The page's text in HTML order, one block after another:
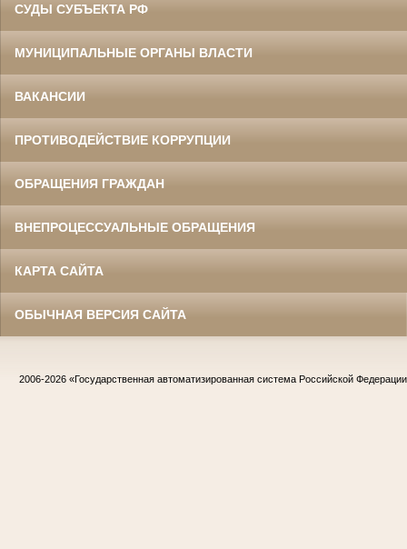
СУДЫ СУБЪЕКТА РФ
МУНИЦИПАЛЬНЫЕ ОРГАНЫ ВЛАСТИ
ВАКАНСИИ
ПРОТИВОДЕЙСТВИЕ КОРРУПЦИИ
ОБРАЩЕНИЯ ГРАЖДАН
ВНЕПРОЦЕССУАЛЬНЫЕ ОБРАЩЕНИЯ
КАРТА САЙТА
ОБЫЧНАЯ ВЕРСИЯ САЙТА
2006-2026 «Государственная автоматизированная система Российской